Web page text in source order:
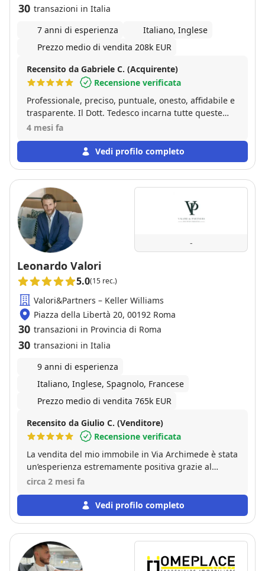
30 transazioni in Italia
7 anni di esperienza
Italiano, Inglese
Prezzo medio di vendita 208k EUR
Recensito da Gabriele C. (Acquirente)
Recensione verificata
Professionale, preciso, puntuale, onesto, affidabile e
trasparente. Il Dott. Tedesco incarna tutte queste
qualità. È la persona ideale cui affidarsi per
4 mesi fa
Vedi profilo completo
-
Leonardo Valori
5.0(15 rec.)
Valori&Partners – Keller Williams
Piazza della Libertà 20, 00192 Roma
30 transazioni in Provincia di Roma
30 transazioni in Italia
9 anni di esperienza
Italiano, Inglese, Spagnolo, Francese
Prezzo medio di vendita 765k EUR
Recensito da Giulio C. (Venditore)
Recensione verificata
La vendita del mio immobile in Via Archimede è stata
un’esperienza estremamente positiva grazie al
supporto di Leonardo Valori e del suo team. Fin dal
disponibili e sempre presenti. Sono stato seguito con
attenzione in ogni fase del percorso: dalla
competenza e realismo, fino alla definizione della
migliore strategia di posizionamento sul mercato.
Ogni scelta è stata condivisa e spiegata con
circa 2 mesi fa
Vedi profilo completo